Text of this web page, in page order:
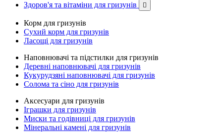
Здоров'я та вітаміни для гризунів 
Корм для гризунів
Сухий корм для гризунів
Ласощі для гризунів
Наповнювачі та підстилки для гризунів
Деревні наповнювачі для гризунів
Кукурудзяні наповнювачі для гризунів
Солома та сіно для гризунів
Аксесуари для гризунів
Іграшки для гризунів
Миски та годівниці для гризунів
Мінеральні камені для гризунів